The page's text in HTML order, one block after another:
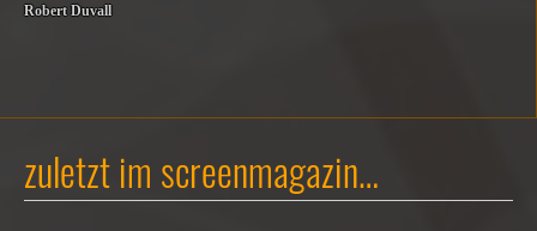
Robert Duvall
zuletzt im screenmagazin…